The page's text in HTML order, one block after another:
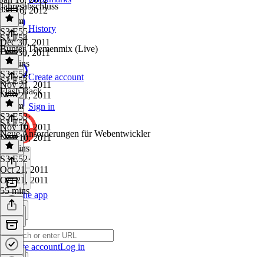
History
Create account
Sign in
Get the app
Create accountLog in
Jan 16, 2012
1h 5m
Jahresabschluss
S3 E55·
Dec 30, 2011
Dec 30, 2011
51 mins
S3 E54
Bunter Themenmix (Live)
S3 E54·
Nov 21, 2011
Nov 21, 2011
1h 1m
S3 E53
Flash Back
S3 E53·
Nov 10, 2011
Nov 10, 2011
46 mins
S3 E52
Neue Anforderungen für Webentwickler
S3 E52·
Oct 21, 2011
Oct 21, 2011
55 mins